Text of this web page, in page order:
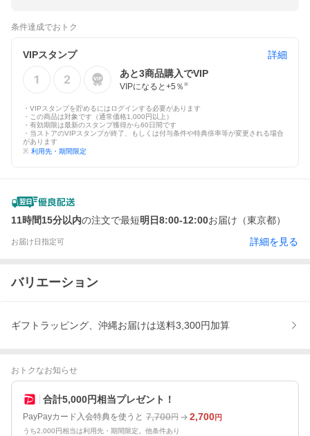
条件達成でおトク
VIPスタンプ
詳細
あと3商品購入でVIP
VIPになると+5 ％ ※
・VIPスタンプを貯めるにはログインする必要があります
・この商品は対象です（通常価格1,000円以上）
・有効期限は最新のスタンプ獲得から60日間です
・当ストアのVIPスタンプが終了、もしくは付与条件や特典倍率等が変更される場合
があります
※ 利用先・期間限定
11時間15分以内の注文で最短明日8:00-12:00お届け（東京都）
お届け日指定可 詳細を見る
バリエーション
ギフトラッピング、沖縄お届けは送料3,300円加算
おトクなお知らせ
合計5,000円相当プレゼント！
PayPayカード入会特典を使うと 7,700円 2,700円
うち2,000円相当は利用先・期間限定。他条件あり